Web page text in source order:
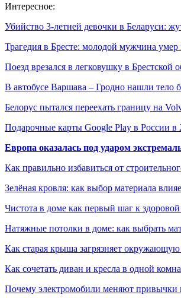
Интересное:
Убийство 3-летней девочки в Беларуси:
Трагедия в Бресте: молодой мужчина умер
Поезд врезался в легковушку в Брестской
В автобусе Варшава – Гродно нашли тело
Белорус пытался переехать границу на
Подарочные карты Google Play в России в
Европа оказалась под ударом
Как правильно избавиться от
Зелёная кровля: как выбор материала
Чистота в доме как первый шаг к
Натяжные потолки в доме: как выбрать
Как старая крыша загрязняет
Как сочетать диван и кресла в одной
Почему электромобили меняют привычки